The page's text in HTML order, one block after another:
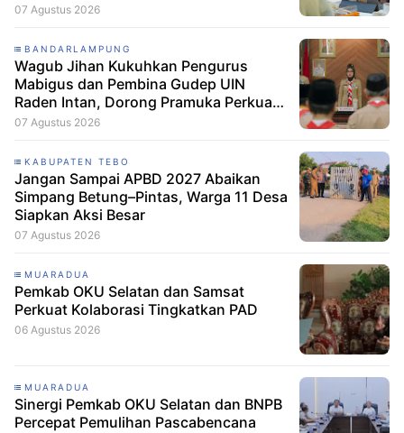
07 Agustus 2026
BANDARLAMPUNG
Wagub Jihan Kukuhkan Pengurus
Mabigus dan Pembina Gudep UIN
Raden Intan, Dorong Pramuka Perkuat
Karakter Generasi Muda
07 Agustus 2026
KABUPATEN TEBO
Jangan Sampai APBD 2027 Abaikan
Simpang Betung–Pintas, Warga 11 Desa
Siapkan Aksi Besar
07 Agustus 2026
MUARADUA
Pemkab OKU Selatan dan Samsat
Perkuat Kolaborasi Tingkatkan PAD
06 Agustus 2026
MUARADUA
Sinergi Pemkab OKU Selatan dan BNPB
Percepat Pemulihan Pascabencana